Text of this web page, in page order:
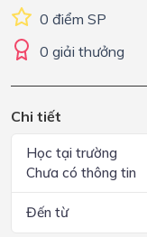
0 điểm SP
0 giải thưởng
Chi tiết
Học tại trường
Chưa có thông tin
Đến từ